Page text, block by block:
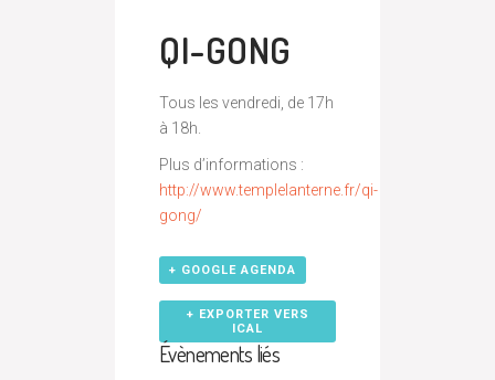
QI-GONG
Tous les vendredi, de 17h
à 18h.
Plus d’informations :
http://www.templelanterne.fr/qi-
gong/
+ GOOGLE AGENDA
+ EXPORTER VERS
ICAL
Évènements liés